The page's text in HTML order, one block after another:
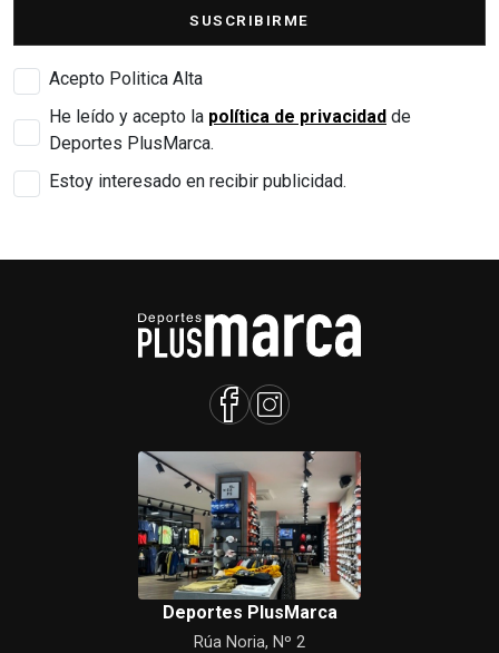
SUSCRIBIRME
Acepto Politica Alta
He leído y acepto la política de privacidad de
Deportes PlusMarca.
Estoy interesado en recibir publicidad.
Deportes PlusMarca
Rúa Noria, Nº 2